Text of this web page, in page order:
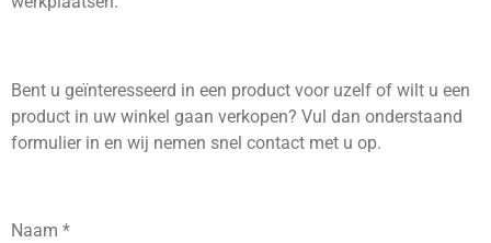
Bent u geïnteresseerd in een product voor uzelf of wilt u een
product in uw winkel gaan verkopen? Vul dan onderstaand
formulier in en wij nemen snel contact met u op.
Naam *